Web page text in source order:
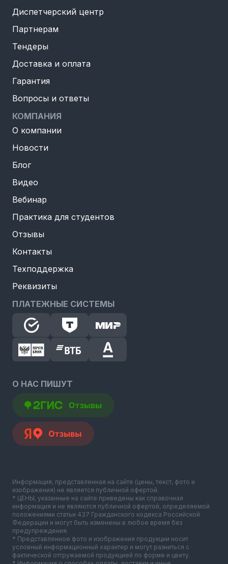
Диспетчерский центр
Партнерам
Тендеры
Доставка и оплата
Гарантия
Вопросы и ответы
КОМПАНИЯ
О компании
Новости
Блог
Видео
Вебинар
Практика для студентов
Отзывы
Контакты
Техподдержка
Реквизиты
ПЛАТЕЖНЫЕ СИСТЕМЫ
О НАС ПИШУТ
Информация, представленная на сайте (цены, текст, фото и
изображения) не является публичной офертой.
* ЦЕНЫ, указанные на сайте приведены как справочная
информация и не являются публичной офертой, определяемой
положениями статьи 437 Гражданского кодекса Российской
Федерации и могут быть изменены в любое время без
предупреждения.
* Представленное фото и изображения продукции носит
условный информационный характер и могут разниться с
фактической отгружаемой продукцией по форме и цвету.